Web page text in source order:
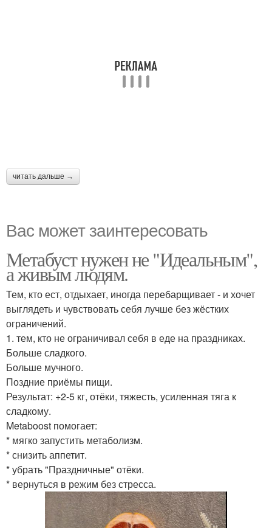
читать дальше →
Вас может заинтересовать
Метабуст нужен не "Идеальным",
а живым людям.
Тем, кто ест, отдыхает, иногда перебарщивает - и хочет
выглядеть и чувствовать себя лучше без жёстких
ограничений.
1. тем, кто не ограничивал себя в еде на праздниках.
Больше сладкого.
Больше мучного.
Поздние приёмы пищи.
Результат: +2-5 кг, отёки, тяжесть, усиленная тяга к
сладкому.
Metaboost помогает:
* мягко запустить метаболизм.
* снизить аппетит.
* убрать "Праздничные" отёки.
* вернуться в режим без стресса.